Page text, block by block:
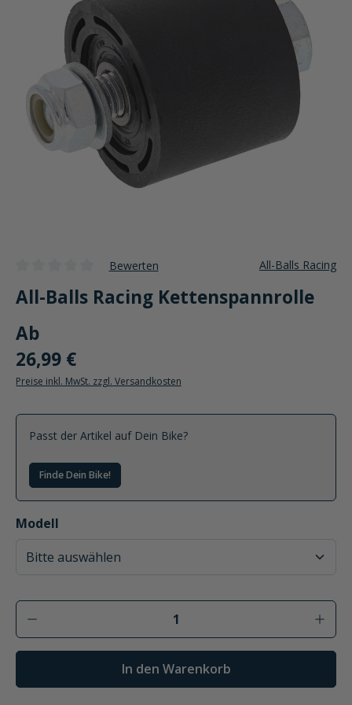
Bewerten All-Balls Racing
All-Balls Racing Kettenspannrolle
Ab
26,99 €
Preise inkl. MwSt. zzgl. Versandkosten
Passt der Artikel auf Dein Bike?
Finde Dein Bike!
Modell
auswählen
Produkt Anzahl: Gib den gewünschten
In den Warenkorb